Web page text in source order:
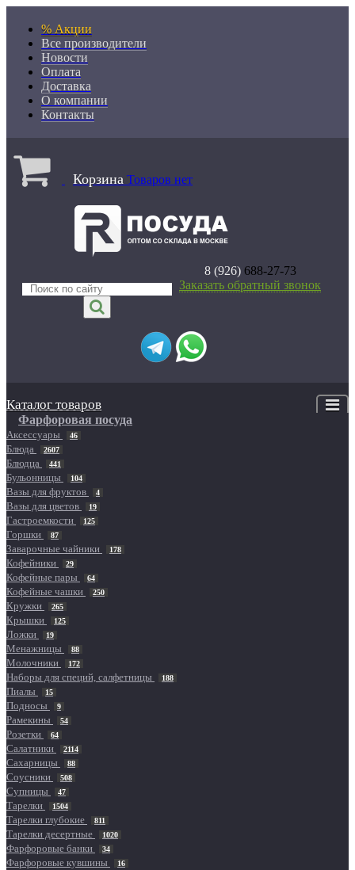
% Акции
Все производители
Новости
Оплата
Доставка
О компании
Контакты
Корзина Товаров нет
8 (926)688-27-73
Заказать обратный звонок
Каталог товаров
Фарфоровая посуда
Аксессуары 46
Блюда 2607
Блюдца 441
Бульонницы 104
Вазы для фруктов 4
Вазы для цветов 19
Гастроемкости 125
Горшки 87
Заварочные чайники 178
Кофейники 29
Кофейные пары 64
Кофейные чашки 250
Кружки 265
Крышки 125
Ложки 19
Менажницы 88
Молочники 172
Наборы для специй, салфетницы 188
Пиалы 15
Подносы 9
Рамекины 54
Розетки 64
Салатники 2114
Сахарницы 88
Соусники 508
Супницы 47
Тарелки 1504
Тарелки глубокие 811
Тарелки десертные 1020
Фарфоровые банки 34
Фарфоровые кувшины 16